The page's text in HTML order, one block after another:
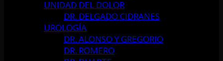
UNIDAD DEL DOLOR
DR. DELGADO CIDRANES
UROLOGÍA
DR. ALONSO Y GREGORIO
DR. ROMERO